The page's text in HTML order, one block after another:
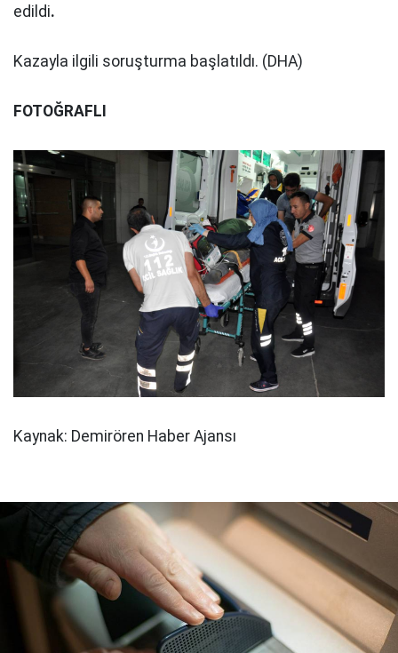
edildi.
Kazayla ilgili soruşturma başlatıldı. (DHA)
FOTOĞRAFLI
Kaynak: Demirören Haber Ajansı